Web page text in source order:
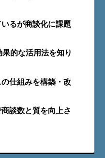
るが商談化に課題
的な活用法を知り
仕組みを構築・改
談数と質を向上さ